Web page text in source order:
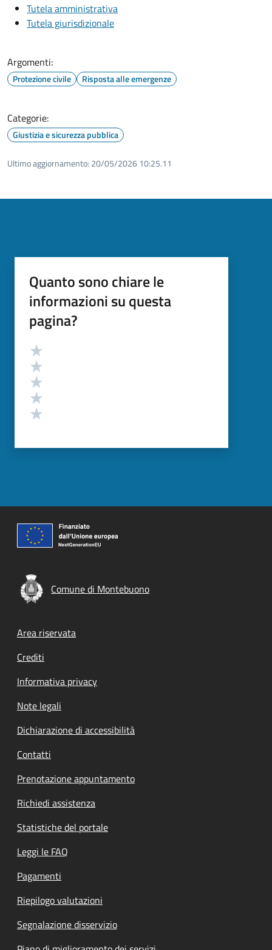
Tutela amministrativa
Tutela giurisdizionale
Argomenti:
Protezione civile Risposta alle emergenze
Categorie:
Giustizia e sicurezza pubblica
Ultimo aggiornamento: 20/05/2026 10:25.11
Quanto sono chiare le
informazioni su questa
pagina?
Valutazione
Comune di Montebuono
Footer menu
Area riservata
Crediti
Informativa privacy
Note legali
Dichiarazione di accessibilità
Contatti
Prenotazione appuntamento
Richiedi assistenza
Statistiche del portale
Leggi le FAQ
Pagamenti
Riepilogo valutazioni
Segnalazione disservizio